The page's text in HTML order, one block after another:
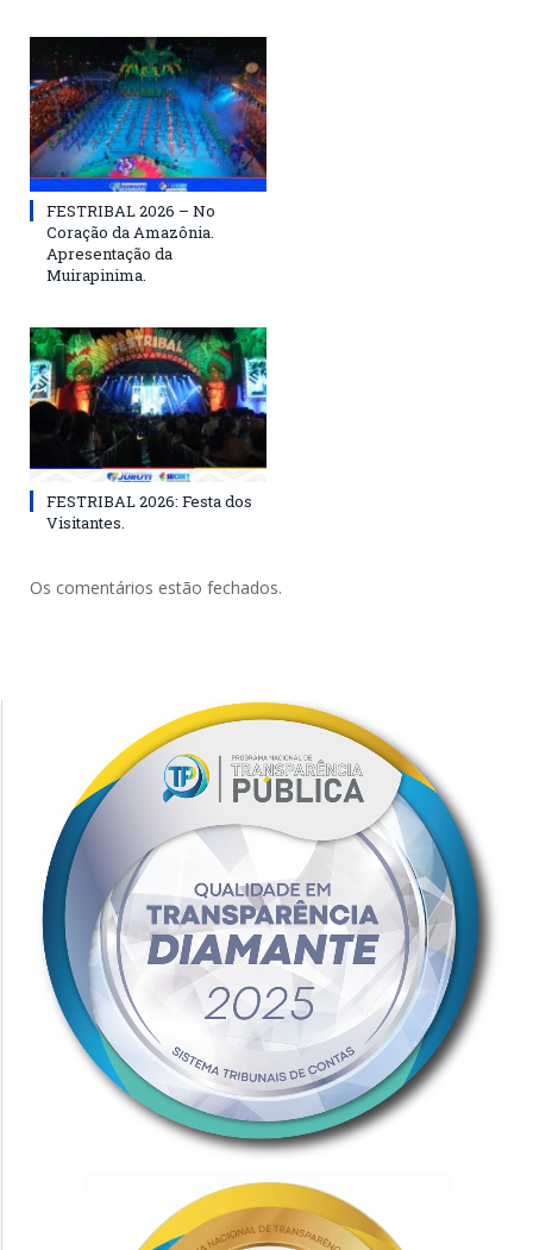
FESTRIBAL 2026 – No
Coração da Amazônia.
Apresentação da
Muirapinima.
FESTRIBAL 2026: Festa dos
Visitantes.
Os comentários estão fechados.